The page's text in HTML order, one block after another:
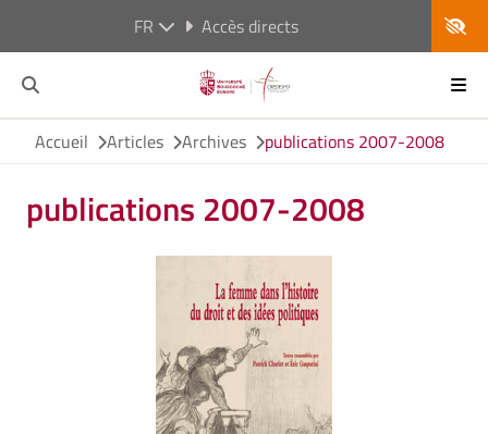
FR Accès directs
Accueil Articles Archives publications 2007-2008
publications 2007-2008